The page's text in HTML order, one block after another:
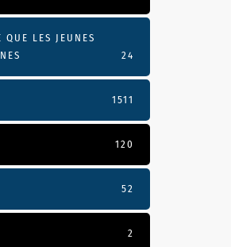
QUE LES JEUNES
24
1511
120
52
2